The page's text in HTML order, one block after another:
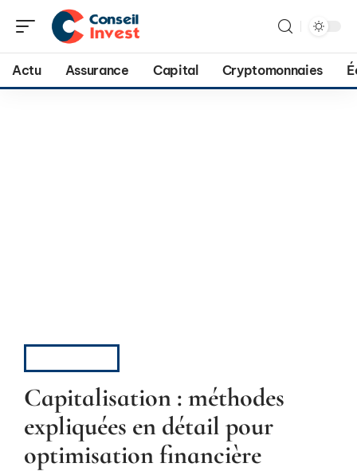
Actu Assurance Capital Cryptomonnaies
Capitalisation : méthodes
expliquées en détail pour
optimisation financière